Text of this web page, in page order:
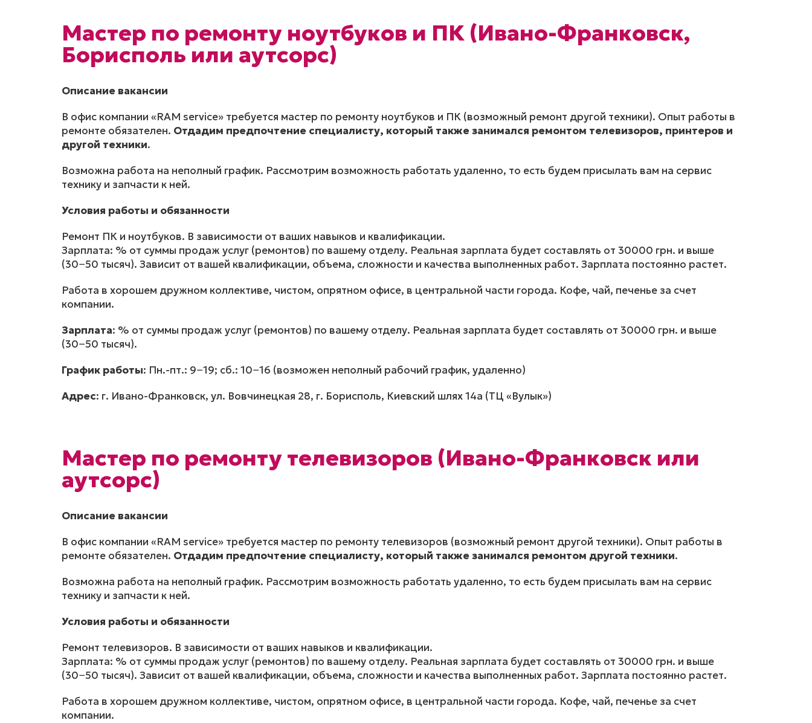
Мастер по ремонту ноутбуков и ПК (Ивано-Франковск,
Борисполь или аутсорс)
Описание вакансии
В офис компании «RAM service» требуется мастер по ремонту ноутбуков и ПК (возможный ремонт другой техники). Опыт работы в
ремонте обязателен. Отдадим предпочтение специалисту, который также занимался ремонтом телевизоров, принтеров и
другой техники.
Возможна работа на неполный график. Рассмотрим возможность работать удаленно, то есть будем присылать вам на сервис
технику и запчасти к ней.
Условия работы и обязанности
Ремонт ПК и ноутбуков. В зависимости от ваших навыков и квалификации.
Зарплата: % от суммы продаж услуг (ремонтов) по вашему отделу. Реальная зарплата будет составлять от 30000 грн. и выше
(30−50 тысяч). Зависит от вашей квалификации, объема, сложности и качества выполненных работ. Зарплата постоянно растет.
Работа в хорошем дружном коллективе, чистом, опрятном офисе, в центральной части города. Кофе, чай, печенье за счет
компании.
Зарплата: % от суммы продаж услуг (ремонтов) по вашему отделу. Реальная зарплата будет составлять от 30000 грн. и выше
(30−50 тысяч).
График работы: Пн.-пт.: 9−19; сб.: 10−16 (возможен неполный рабочий график, удаленно)
Адрес: г. Ивано-Франковск, ул. Вовчинецкая 28, г. Борисполь, Киевский шлях 14а (ТЦ «Вулык»)
Мастер по ремонту телевизоров (Ивано-Франковск или
аутсорс)
Описание вакансии
В офис компании «RAM service» требуется мастер по ремонту телевизоров (возможный ремонт другой техники). Опыт работы в
ремонте обязателен. Отдадим предпочтение специалисту, который также занимался ремонтом другой техники.
Возможна работа на неполный график. Рассмотрим возможность работать удаленно, то есть будем присылать вам на сервис
технику и запчасти к ней.
Условия работы и обязанности
Ремонт телевизоров. В зависимости от ваших навыков и квалификации.
Зарплата: % от суммы продаж услуг (ремонтов) по вашему отделу. Реальная зарплата будет составлять от 30000 грн. и выше
(30−50 тысяч). Зависит от вашей квалификации, объема, сложности и качества выполненных работ. Зарплата постоянно растет.
Работа в хорошем дружном коллективе, чистом, опрятном офисе, в центральной части города. Кофе, чай, печенье за счет
компании.